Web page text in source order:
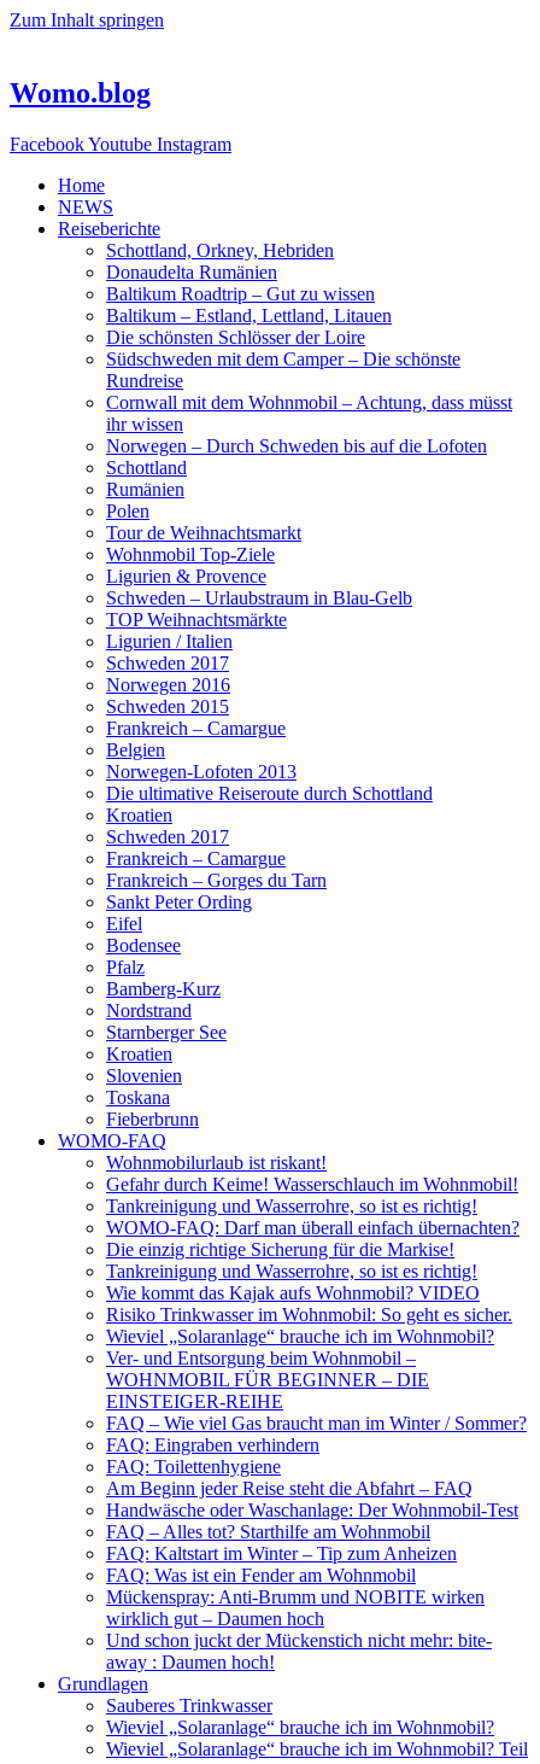
Zum Inhalt springen
Womo.blog
FacebookYoutube Instagram
Home
NEWS
Reiseberichte
Schottland, Orkney, Hebriden
Donaudelta Rumänien
Baltikum Roadtrip – Gut zu wissen
Baltikum – Estland, Lettland, Litauen
Die schönsten Schlösser der Loire
Südschweden mit dem Camper – Die schönste
Rundreise
Cornwall mit dem Wohnmobil – Achtung, dass müsst
ihr wissen
Norwegen – Durch Schweden bis auf die Lofoten
Schottland
Rumänien
Polen
Tour de Weihnachtsmarkt
Wohnmobil Top-Ziele
Ligurien & Provence
Schweden – Urlaubstraum in Blau-Gelb
TOP Weihnachtsmärkte
Ligurien / Italien
Schweden 2017
Norwegen 2016
Schweden 2015
Frankreich – Camargue
Belgien
Norwegen-Lofoten 2013
Die ultimative Reiseroute durch Schottland
Kroatien
Schweden 2017
Frankreich – Camargue
Frankreich – Gorges du Tarn
Sankt Peter Ording
Eifel
Bodensee
Pfalz
Bamberg-Kurz
Nordstrand
Starnberger See
Kroatien
Slovenien
Toskana
Fieberbrunn
WOMO-FAQ
Wohnmobilurlaub ist riskant!
Gefahr durch Keime! Wasserschlauch im Wohnmobil!
Tankreinigung und Wasserrohre, so ist es richtig!
WOMO-FAQ: Darf man überall einfach übernachten?
Die einzig richtige Sicherung für die Markise!
Tankreinigung und Wasserrohre, so ist es richtig!
Wie kommt das Kajak aufs Wohnmobil? VIDEO
Risiko Trinkwasser im Wohnmobil: So geht es sicher.
Wieviel „Solaranlage“ brauche ich im Wohnmobil?
Ver- und Entsorgung beim Wohnmobil –
WOHNMOBIL FÜR BEGINNER – DIE
EINSTEIGER-REIHE
FAQ – Wie viel Gas braucht man im Winter / Sommer?
FAQ: Eingraben verhindern
FAQ: Toilettenhygiene
Am Beginn jeder Reise steht die Abfahrt – FAQ
Handwäsche oder Waschanlage: Der Wohnmobil-Test
FAQ – Alles tot? Starthilfe am Wohnmobil
FAQ: Kaltstart im Winter – Tip zum Anheizen
FAQ: Was ist ein Fender am Wohnmobil
Mückenspray: Anti-Brumm und NOBITE wirken
wirklich gut – Daumen hoch
Und schon juckt der Mückenstich nicht mehr: bite-
away : Daumen hoch!
Grundlagen
Sauberes Trinkwasser
Wieviel „Solaranlage“ brauche ich im Wohnmobil?
Wieviel „Solaranlage“ brauche ich im Wohnmobil? Teil